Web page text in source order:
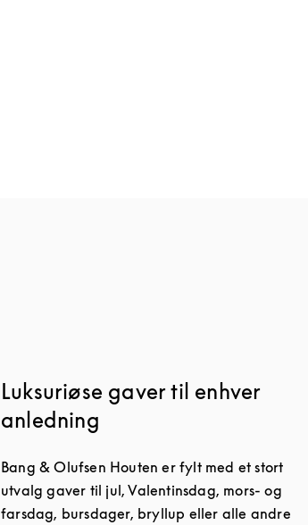
Luksuriøse gaver til enhver
anledning
Bang & Olufsen Houten er fylt med et stort
utvalg gaver til jul, Valentinsdag, mors- og
farsdag, bursdager, bryllup eller alle andre